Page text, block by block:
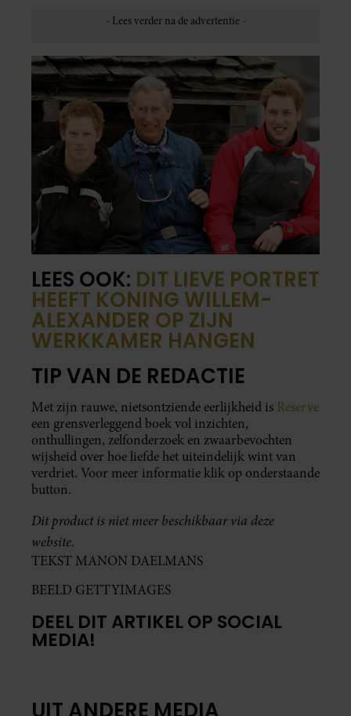
LEES OOK: DIT LIEVE PORTRET
HEEFT KONING WILLEM-
ALEXANDER OP ZIJN
WERKKAMER HANGEN
TIP VAN DE REDACTIE
Met zijn rauwe, nietsontziende eerlijkheid is Reserve
een grensverleggend boek vol inzichten,
onthullingen, zelfonderzoek en zwaarbevochten
wijsheid over hoe liefde het uiteindelijk wint van
verdriet. Voor meer informatie klik op onderstaande
button.
Dit product is niet meer beschikbaar via deze
website.
TEKST MANON DAELMANS
BEELD GETTYIMAGES
DEEL DIT ARTIKEL OP SOCIAL
MEDIA!